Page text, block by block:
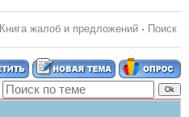
Книга жалоб и предложений · Поиск